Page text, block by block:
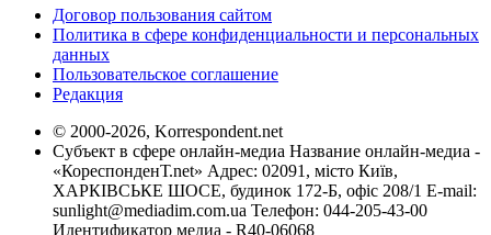
Договор пользования сайтом
Политика в сфере конфиденциальности и персональных
данных
Пользовательское соглашение
Редакция
© 2000-2026, Korrespondent.net
Субъект в сфере онлайн-медиа Название онлайн-медиа -
«КореспонденТ.net» Адрес: 02091, місто Київ,
ХАРКІВСЬКЕ ШОСЕ, будинок 172-Б, офіс 208/1 E-mail:
sunlight@mediadim.com.ua Телефон: 044-205-43-00
Идентификатор медиа - R40-06068